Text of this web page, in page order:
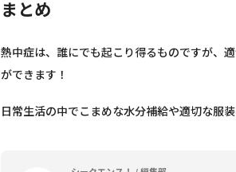
まとめ
熱中症は、誰にでも起こり得るものですが、
ができます！
日常生活の中でこまめな水分補給や適切な服